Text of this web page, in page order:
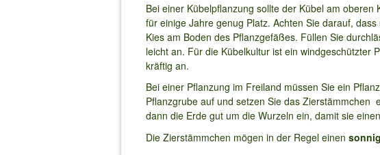
Bei einer Kübelpflanzung sollte der Kübel am
für einige Jahre genug Platz. Achten Sie darauf,
Kies am Boden des Pflanzgefäßes. Füllen Sie
leicht an. Für die Kübelkultur ist ein windgeschützter
kräftig an.
Bei einer Pflanzung im Freiland müssen Sie ein
Pflanzgrube auf und setzen Sie das Zierstämmchen
dann die Erde gut um die Wurzeln ein, damit sie
Die Zierstämmchen mögen in der Regel einen